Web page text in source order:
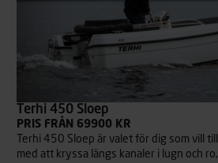
Terhi 450 Sloep
PRIS FRÅN 69900 KR
Terhi 450 Sloep är valet för dig som vill
med att kryssa längs kanaler i lugn och